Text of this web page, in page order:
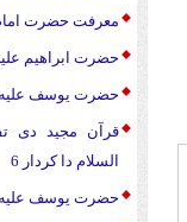
معرفت حضرت
حضرت ابراهیم علیه
حضرت يوسف علیه
قرآن مجید دی
السلام دا کردار 6
حضرت يوسف علیه